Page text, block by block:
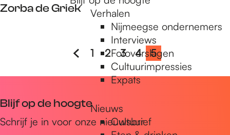
Verhalen
Nijmeegse ondernemers
Interviews
Fotoverslagen
Cultuurimpressies
Expats
Nieuws
Cultuur
o
n
Zorba de Griek
b
d
e
G
G
a
a
a
G
a
a
a
1
G
a
a
a
2
G
a
a
a
3
G
a
a
4
H
u
5
Blijf op de hoogte
Schrijf je in voor onze nieuwsbrief